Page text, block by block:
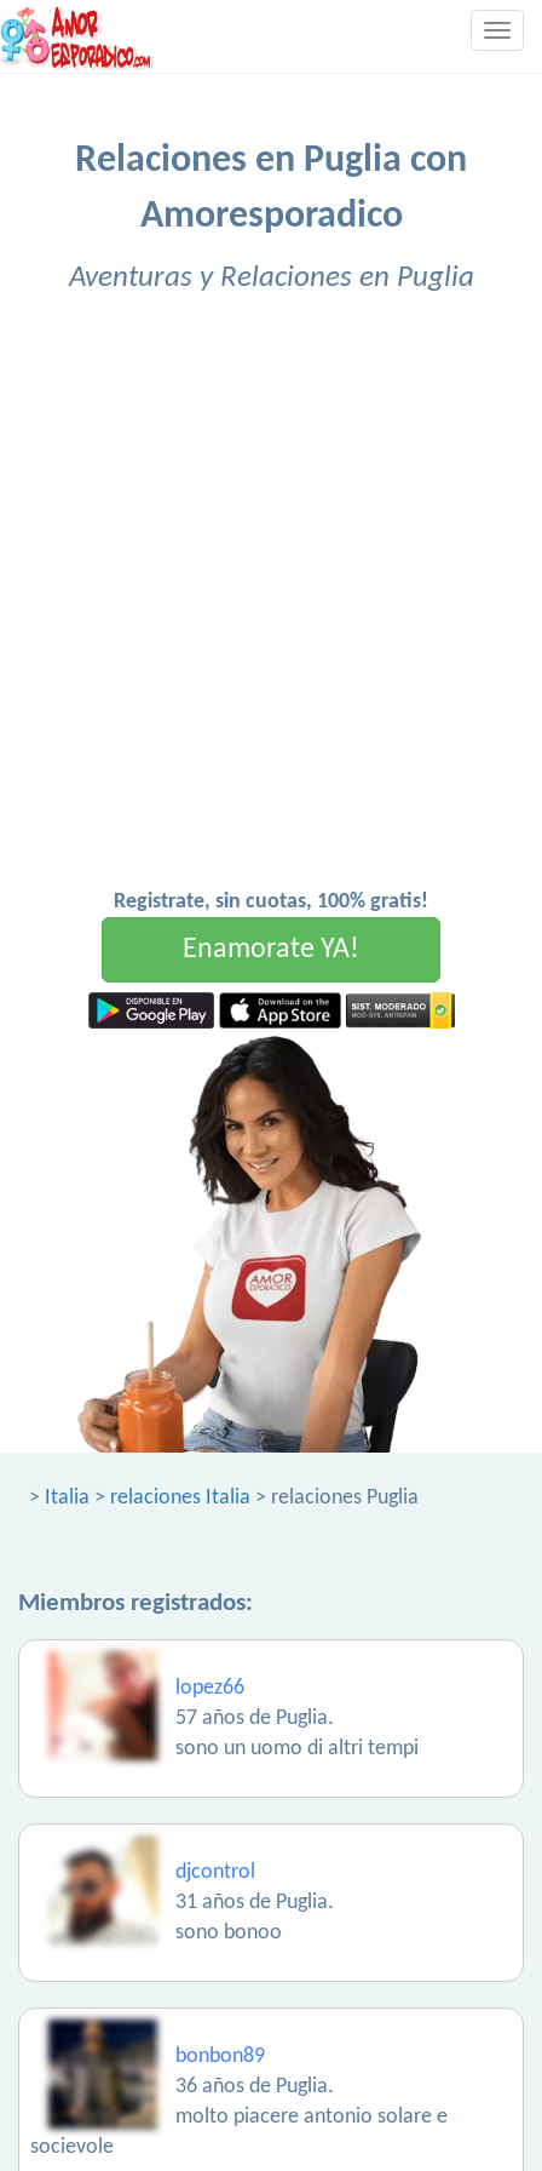
Relaciones en Puglia con
Amoresporadico
Aventuras y Relaciones en Puglia
Registrate, sin cuotas, 100% gratis!
Enamorate YA!
> Italia > relaciones Italia > relaciones Puglia
Miembros registrados:
lopez66
57 años de Puglia.
sono un uomo di altri tempi
djcontrol
31 años de Puglia.
sono bonoo
bonbon89
36 años de Puglia.
molto piacere antonio solare e
socievole